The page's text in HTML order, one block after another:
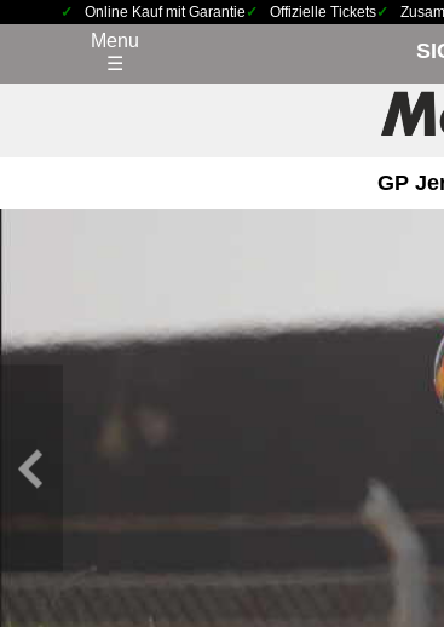
Online Kauf mit Garantie Offizielle Tickets
Menu
☰
GP